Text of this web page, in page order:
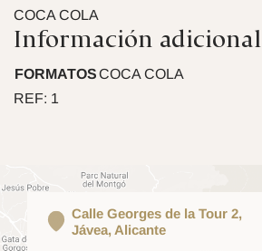
COCA COLA
Información adicional
FORMATOSCOCA COLA
REF: 1
Calle Georges de la Tour 2,
Jávea, Alicante